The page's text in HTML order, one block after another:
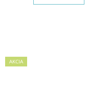
AKCIA